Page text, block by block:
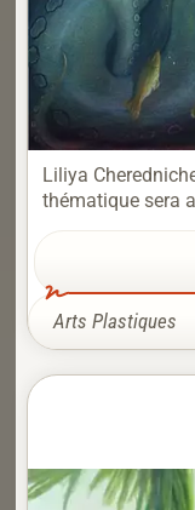
Liliya
thématique sera
Arts Plastiques